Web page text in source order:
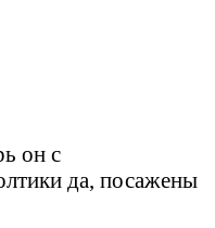
он с
да, посажены